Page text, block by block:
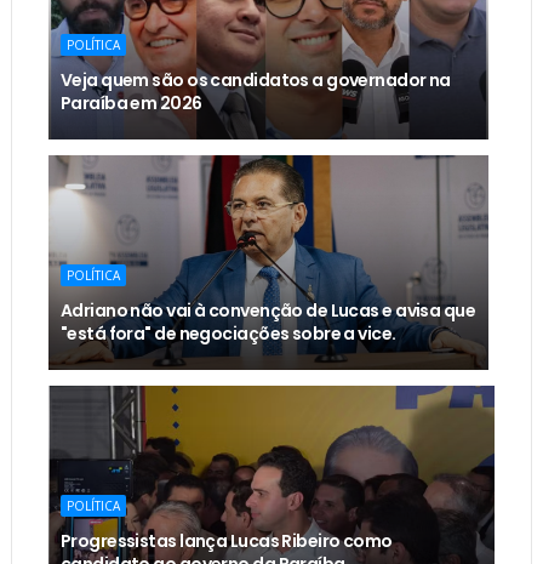
POLÍTICA
Veja quem são os candidatos a governador na
Paraíba em 2026
POLÍTICA
Adriano não vai à convenção de Lucas e avisa que
"está fora" de negociações sobre a vice.
POLÍTICA
Progressistas lança Lucas Ribeiro como